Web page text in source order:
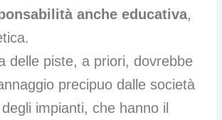
anche educativa,
delle piste, a priori, dovrebbe
precipuo dalle società
impianti, che hanno il